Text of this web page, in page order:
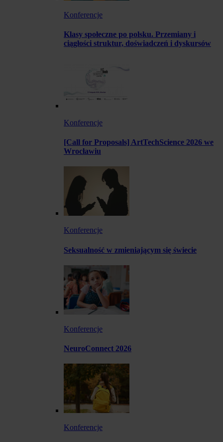
Konferencje
Klasy społeczne po polsku. Przemiany i
ciągłości struktur, doświadczeń i dyskursów
Konferencje
[Call for Proposals] ArtTechScience 2026 we
Wrocławiu
Konferencje
Seksualność w zmieniającym się świecie
Konferencje
NeuroConnect 2026
Konferencje